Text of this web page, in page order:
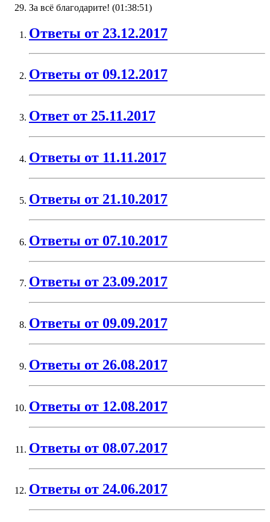
За всё благодарите! (01:38:51)
Ответы от 23.12.2017
Ответы от 09.12.2017
Ответ от 25.11.2017
Ответы от 11.11.2017
Ответы от 21.10.2017
Ответы от 07.10.2017
Ответы от 23.09.2017
Ответы от 09.09.2017
Ответы от 26.08.2017
Ответы от 12.08.2017
Ответы от 08.07.2017
Ответы от 24.06.2017